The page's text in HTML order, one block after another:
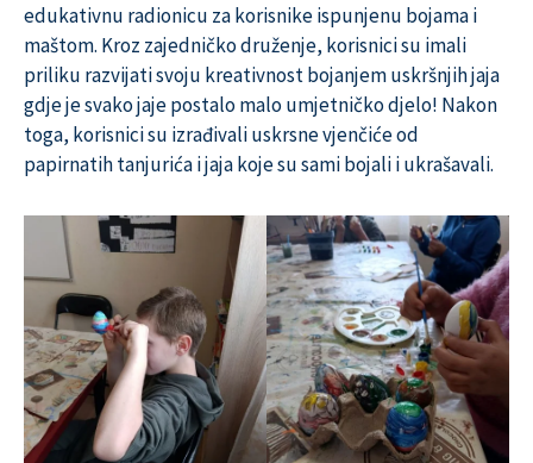
edukativnu radionicu za korisnike ispunjenu bojama i
maštom. Kroz zajedničko druženje, korisnici su imali
priliku razvijati svoju kreativnost bojanjem uskršnjih jaja
gdje je svako jaje postalo malo umjetničko djelo! Nakon
toga, korisnici su izrađivali uskrsne vjenčiće od
papirnatih tanjurića i jaja koje su sami bojali i ukrašavali.